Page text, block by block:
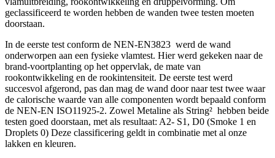
geclassificeerd te worden hebben de wanden twee testen moeten
doorstaan.
In de eerste test conform de NEN-EN3823 werd de wand
onderworpen aan een fysieke vlamtest. Hier werd gekeken naar de
brand-voortplanting op het oppervlak, de mate van
rookontwikkeling en de rookintensiteit. De eerste test werd
succesvol afgerond, pas dan mag de wand door naar test twee waar
de calorische waarde van alle componenten wordt bepaald conform
de NEN-EN ISO11925-2. Zowel Metaline als String² hebben beide
testen goed doorstaan, met als resultaat: A2- S1, D0 (Smoke 1 en
Droplets 0) Deze classificering geldt in combinatie met al onze
lakken en kleuren.